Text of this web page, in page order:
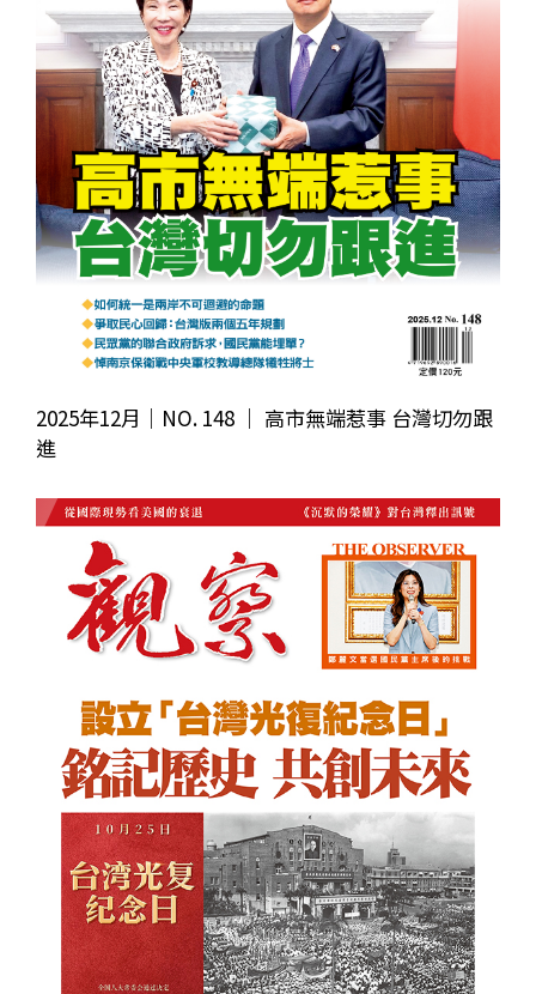
2025年12月｜NO. 148 │ 高市無端惹事 台灣切勿跟
進